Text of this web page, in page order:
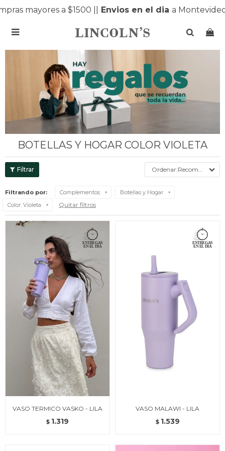
mayores a $1500 || Envios en el diaa Montevideo

BOTELLAS Y HOGAR COLOR VIOLETA
Recomendados
Filtrando por: Complementos
Botellas y Hogar
Color: Violeta Quitar filtros
VASO TERMICO VASKO - LILA
$ 1.319
VASO MALAWI - LILA
$ 1.539